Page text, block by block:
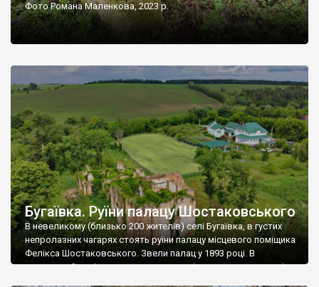
Фото Романа Маленкова, 2023 р.
Бугаївка. Руїни палацу Шостаковського
В невеликому (близько 200 жителів) селі Бугаївка, в густих
непролазних чагарях стоять руїни палацу місцевого поміщика
Фелікса Шостаковського. Звели палац у 1893 році. В
радянський період у ньому спочатку містилася школа, потім